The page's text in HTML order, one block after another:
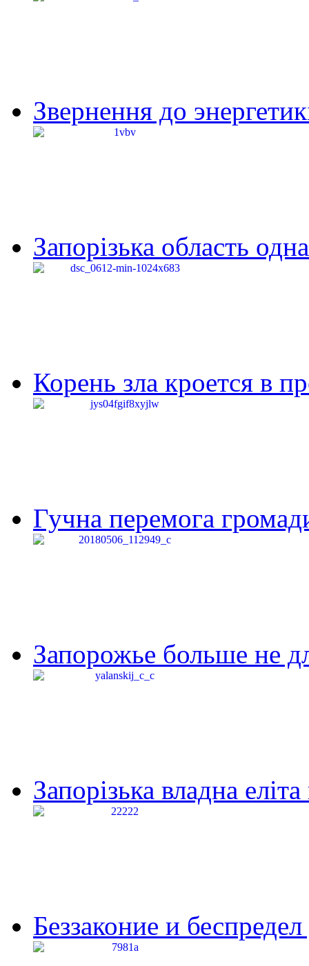
Звернення до
Запорізька область
Корень зла кроется в
Гучна перемога
Запорожье больше не
Запорізька владна
Беззаконие и